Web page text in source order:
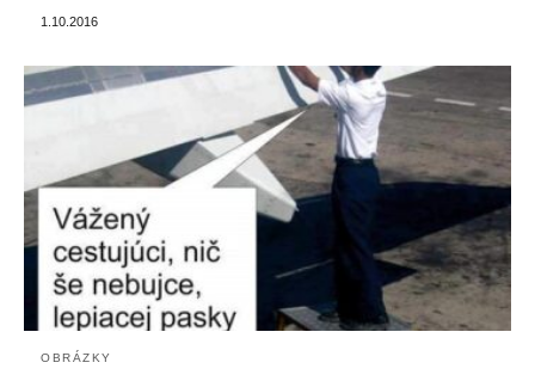
1.10.2016
OBRÁZKY